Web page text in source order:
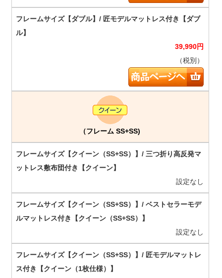
39,990円
（税別）
（フレーム SS+SS)
設定なし
設定なし